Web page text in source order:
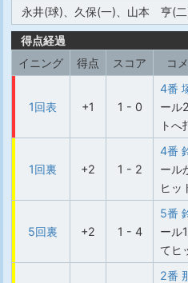
永井(球)、久保(一)、山本 亨(
得点経過
イニング
得点 スコア コ
1回表 +1 1 - 0
4番
ール
トへ
1回裏 +2 1 - 2
4番
ール
ヒッ
5回裏 +2 1 - 4
5番
ール
てヒ
2番